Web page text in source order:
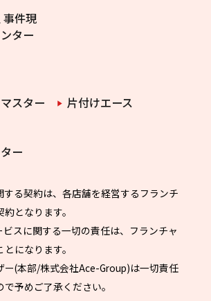
事件現
ター
スター
片付けエース
ー
る契約は、各店舗を経営するフランチ
となります。
ビスに関する一切の責任は、フランチャ
になります。
ー(本部/株式会社Ace-Group)は一切責任
予めご了承ください。